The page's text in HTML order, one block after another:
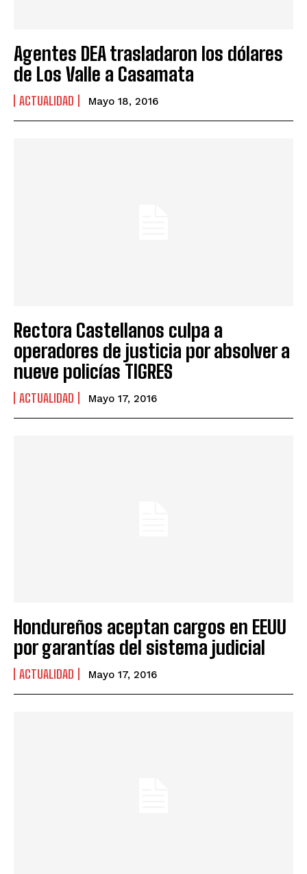
Agentes DEA trasladaron los dólares
de Los Valle a Casamata
ACTUALIDAD Mayo 18, 2016
Rectora Castellanos culpa a
operadores de justicia por absolver a
nueve policías TIGRES
ACTUALIDAD Mayo 17, 2016
Hondureños aceptan cargos en EEUU
por garantías del sistema judicial
ACTUALIDAD Mayo 17, 2016